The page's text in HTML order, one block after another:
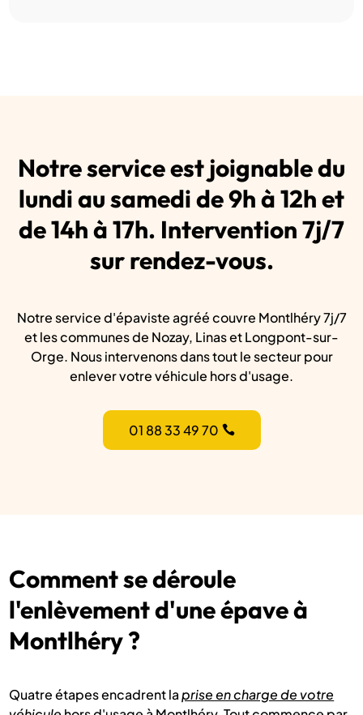
Notre service est joignable du
lundi au samedi de 9h à 12h et
de 14h à 17h. Intervention 7j/7
sur rendez-vous.
Notre service d'épaviste agréé couvre Montlhéry 7j/7
et les communes de Nozay, Linas et Longpont-sur-
Orge. Nous intervenons dans tout le secteur pour
enlever votre véhicule hors d'usage.
01 88 33 49 70
Comment se déroule
l'enlèvement d'une épave à
Montlhéry ?
Quatre étapes encadrent laprise en charge de votre